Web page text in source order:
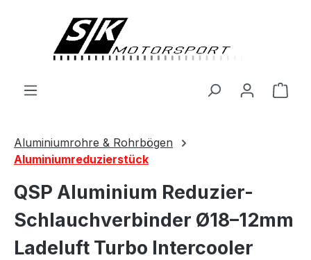
Aluminiumrohre & Rohrbögen
Aluminiumreduzierstück
QSP Aluminium Reduzier-
Schlauchverbinder Ø18–12mm
Ladeluft Turbo Intercooler